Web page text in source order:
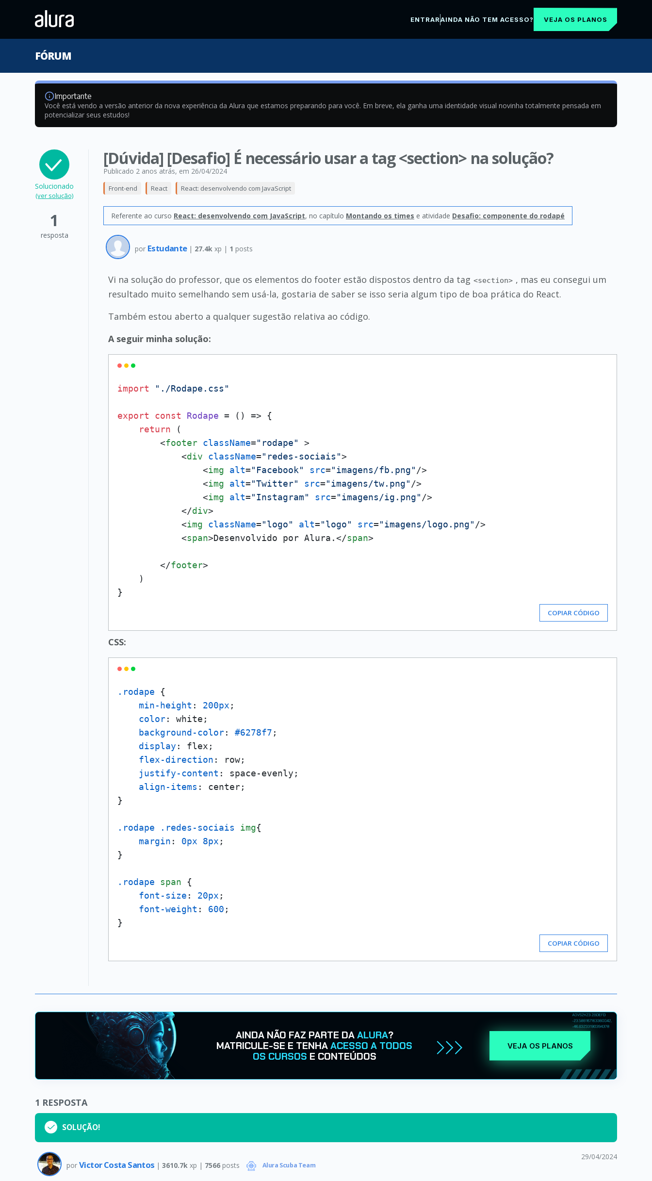
ENTRARAINDA NÃO TEM ACESSO? VEJA OS PLANOS
FÓRUM
Importante
Você está vendo a versão anterior da nova experiência da Alura que estamos preparando para você. Em breve, ela ganha uma identidade visual novinha totalmente pensada em
potencializar seus estudos!
Solucionado
(ver solução)
1
resposta
[Dúvida] [Desafio] É necessário usar a tag <section> na solução?
Publicado 2 anos atrás, em 26/04/2024
Front-end React React: desenvolvendo com JavaScript
Referente ao curso React: desenvolvendo com JavaScript, no capítulo Montando os times e atividade Desafio: componente do rodapé
por Estudante | 27.4k xp | 1 posts
Vi na solução do professor, que os elementos do footer estão dispostos dentro da tag <section> , mas eu consegui um
resultado muito semelhando sem usá-la, gostaria de saber se isso seria algum tipo de boa prática do React.
Também estou aberto a qualquer sugestão relativa ao código.
A seguir minha solução:
import "./Rodape.css"
export const Rodape = ( ) => {
return (
<footer className="rodape"
>
<div className="redes-sociais">
<img alt="Facebook" src="imagens/fb.png" />
<img alt="Twitter" src="imagens/tw.png" />
<img alt="Instagram" src="imagens/ig.png" />
</div>
<img className="logo" alt="logo" src="imagens/logo.png" />
<span>Desenvolvido por Alura.</span>
</footer>
    )
COPIAR CÓDIGO
CSS:
.rodape {
min-height : 200px ;
color: white;
background-color: #6278f7 ;
display : flex;
flex-direction : row;
justify-content : space-evenly;
align-items : center;
}
.rodape .redes-sociais img{
margin : 0px 8px ;
}
.rodape span {
font-size : 20px ;
font-weight : 600 ;
COPIAR CÓDIGO
AINDA NÃO FAZ PARTE DAALURA?
MATRICULE-SE E TENHAACESSO A TODOS
OS CURSOS E CONTEÚDOS
VEJA OS PLANOS
1 RESPOSTA
SOLUÇÃO!
por Victor Costa Santos | 3610.7k xp | 7566 posts Alura Scuba Team
29/04/2024